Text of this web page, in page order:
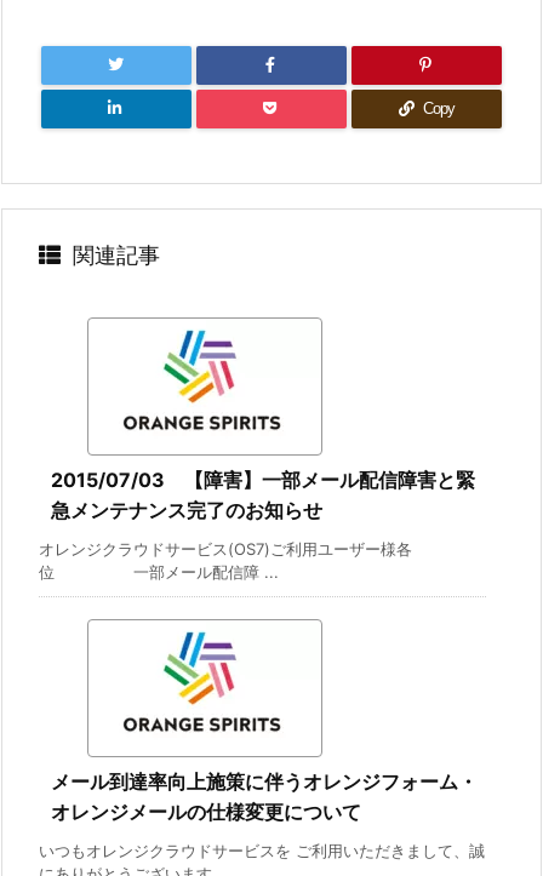
Copy
関連記事
2015/07/03 【障害】一部メール配信障害と緊
急メンテナンス完了のお知らせ
オレンジクラウドサービス(OS7)ご利用ユーザー様各
位 一部メール配信障 ...
メール到達率向上施策に伴うオレンジフォーム・
オレンジメールの仕様変更について
いつもオレンジクラウドサービスを ご利用いただきまして、誠